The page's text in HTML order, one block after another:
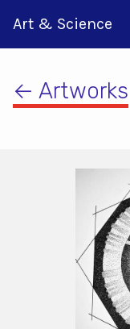
Art & Science
Greek
← Artworks